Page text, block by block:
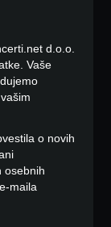
d.o.o.
Vaše
o novih
osebnih
maila